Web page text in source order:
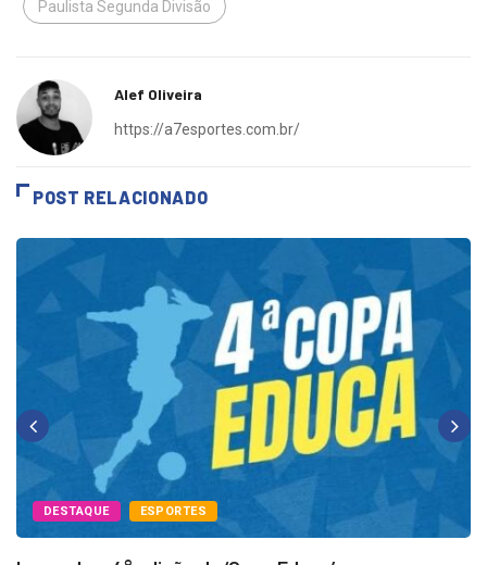
Paulista Segunda Divisão
Alef Oliveira
https://a7esportes.com.br/
POST RELACIONADO
DESTAQUE ESPORTES